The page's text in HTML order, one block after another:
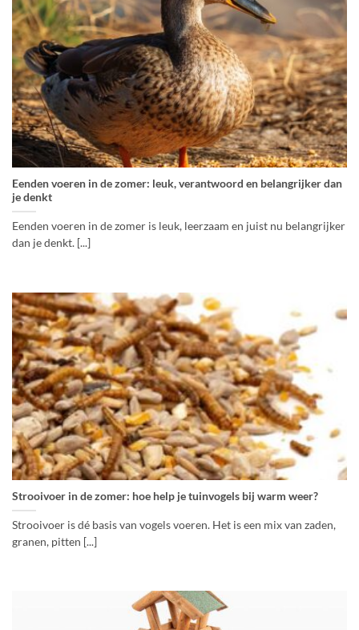
Eenden voeren in de zomer: leuk, verantwoord en belangrijker dan
je denkt
Eenden voeren in de zomer is leuk, leerzaam en juist nu belangrijker
dan je denkt. [...]
Strooivoer in de zomer: hoe help je tuinvogels bij warm weer?
Strooivoer is dé basis van vogels voeren. Het is een mix van zaden,
granen, pitten [...]